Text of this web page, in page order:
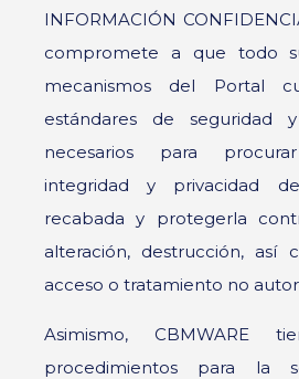
INFORMACIÓN
compromete a que todo
mecanismos del Portal
estándares de seguridad
necesarios para
integridad y privacidad
recabada y protegerla
alteración, destrucción, así
acceso o tratamiento no
Asimismo, CBMWARE
procedimientos para la